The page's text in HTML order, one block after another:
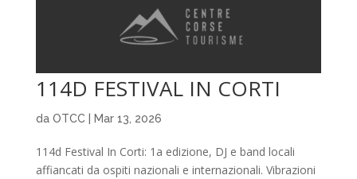
114D FESTIVAL IN CORTI
da OTCC| Mar 13, 2026
114d Festival In Corti: 1a edizione, DJ e band locali
affiancati da ospiti nazionali e internazionali. Vibrazioni